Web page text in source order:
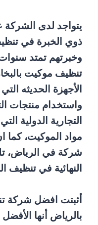
يتواجد لدى
ذوي الخبرة في
وخبرتهم تمتد
تنظيف موكيت
الأجهزة الحديثه
واستخدام منتجات
التجارية الدولية
مواد الموكيت، كما
شركة في الرياض،
النهائية في تنظيف
أثبتت افضل شركة
بالرياض أنها